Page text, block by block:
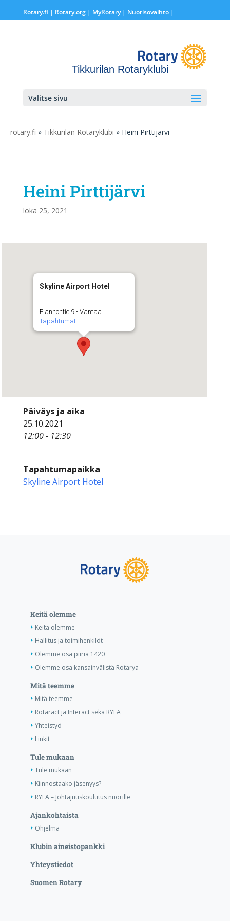
Rotary.fi | Rotary.org| MyRotary | Nuorisovaihto|
Tikkurilan Rotaryklubi
Valitse sivu
rotary.fi » Tikkurilan Rotaryklubi » Heini Pirttijärvi
Heini Pirttijärvi
loka 25, 2021
Skyline Airport Hotel
Elannontie 9 - Vantaa
Tapahtumat
Päiväys ja aika
25.10.2021
12:00 - 12:30
Tapahtumapaikka
Skyline Airport Hotel
Keitä olemme
Keitä olemme
Hallitus ja toimihenkilöt
Olemme osa piiriä 1420
Olemme osa kansainvälistä Rotarya
Mitä teemme
Mitä teemme
Rotaract ja Interact sekä RYLA
Yhteistyö
Linkit
Tule mukaan
Tule mukaan
Kiinnostaako jäsenyys?
RYLA – Johtajuuskoulutus nuorille
Ajankohtaista
Ohjelma
Klubin aineistopankki
Yhteystiedot
Suomen Rotary